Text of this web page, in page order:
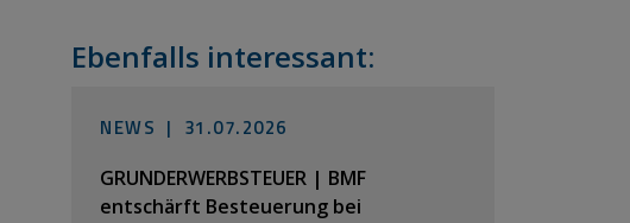
Ebenfalls interessant:
NEWS | 31.07.2026
GRUNDERWERBSTEUER | BMF
entschärft Besteuerung bei